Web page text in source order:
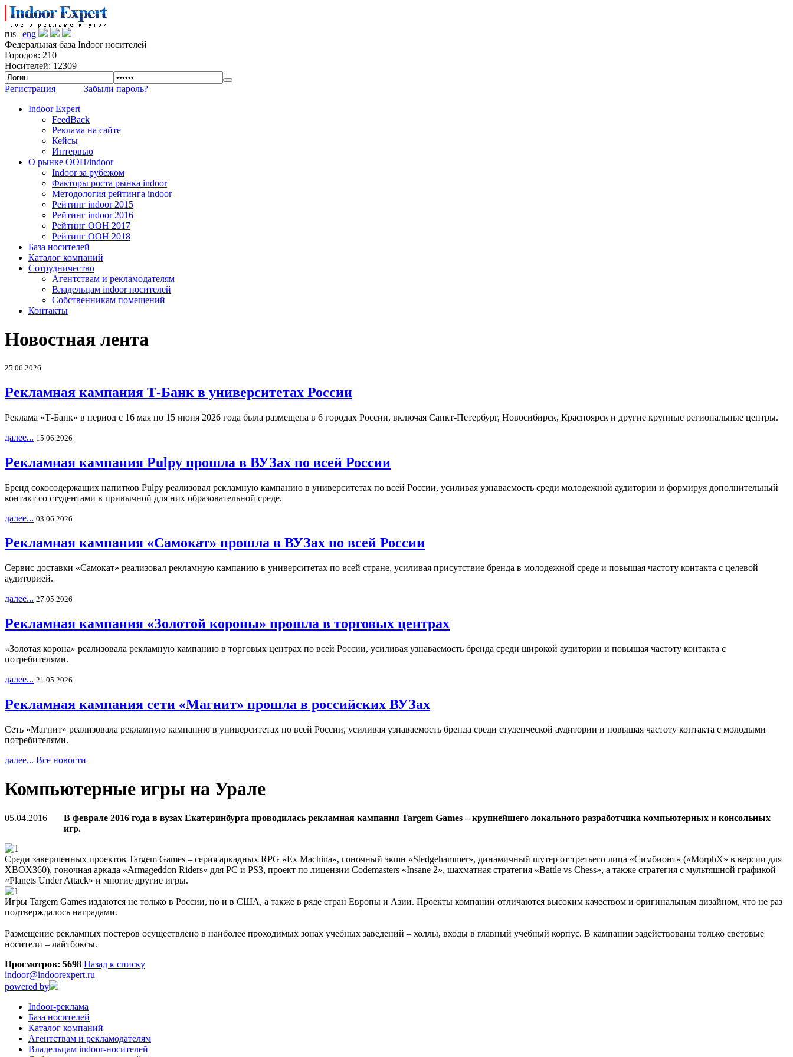
rus | eng
Федеральная база Indoor носителей
Городов: 210
Носителей: 12309
Регистрация
Забыли пароль?
Indoor Expert
FeedBack
Реклама на сайте
Кейсы
Интервью
О рынке OOH/indoor
Indoor за рубежом
Факторы роста рынка indoor
Методология рейтинга indoor
Рейтинг indoor 2015
Рейтинг indoor 2016
Рейтинг OOH 2017
Рейтинг OOH 2018
База носителей
Каталог компаний
Сотрудничество
Агентствам и рекламодателям
Владельцам indoor носителей
Собственникам помещений
Контакты
Новостная лента
25.06.2026
Рекламная кампания Т-Банк в университетах России
Реклама «Т-Банк» в период с 16 мая по 15 июня 2026 года была размещена в 6 городах России, включая Санкт-Петербург, Новосибирск, Красноярск и другие крупные региональные центры.
далее... 15.06.2026
Рекламная кампания Pulpy прошла в ВУЗах по всей России
Бренд сокосодержащих напитков Pulpy реализовал рекламную кампанию в университетах по всей России, усиливая узнаваемость среди молодежной аудитории и формируя дополнительный
контакт со студентами в привычной для них образовательной среде.
далее... 03.06.2026
Рекламная кампания «Самокат» прошла в ВУЗах по всей России
Сервис доставки «Самокат» реализовал рекламную кампанию в университетах по всей стране, усиливая присутствие бренда в молодежной среде и повышая частоту контакта с целевой
аудиторией.
далее... 27.05.2026
Рекламная кампания «Золотой короны» прошла в торговых центрах
«Золотая корона» реализовала рекламную кампанию в торговых центрах по всей России, усиливая узнаваемость бренда среди широкой аудитории и повышая частоту контакта с
потребителями.
далее... 21.05.2026
Рекламная кампания сети «Магнит» прошла в российских ВУЗах
Сеть «Магнит» реализовала рекламную кампанию в университетах по всей России, усиливая узнаваемость бренда среди студенческой аудитории и повышая частоту контакта с молодыми
потребителями.
далее... Все новости
Компьютерные игры на Урале
05.04.2016
В феврале 2016 года в вузах Екатеринбурга проводилась рекламная кампания Targem Games – крупнейшего локального разработчика компьютерных и консольных
игр.
Среди завершенных проектов Targem Games – серия аркадных RPG «Ex Machina», гоночный экшн «Sledgehammer», динамичный шутер от третьего лица «Симбионт» («MorphX» в версии для
XBOX360), гоночная аркада «Armageddon Riders» для PC и PS3, проект по лицензии Codemasters «Insane 2», шахматная стратегия «Battle vs Chess», а также стратегия с мультяшной графикой
«Planets Under Attack» и многие другие игры.
Игры Targem Games издаются не только в России, но и в США, а также в ряде стран Европы и Азии. Проекты компании отличаются высоким качеством и оригинальным дизайном, что не раз
подтверждалось наградами.
Размещение рекламных постеров осуществлено в наиболее проходимых зонах учебных заведений – холлы, входы в главный учебный корпус. В кампании задействованы только световые
носители – лайтбоксы.
Просмотров: 5698 Назад к списку
indoor@indoorexpert.ru
powered by
Indoor-реклама
База носителей
Каталог компаний
Агентствам и рекламодателям
Владельцам indoor-носителей